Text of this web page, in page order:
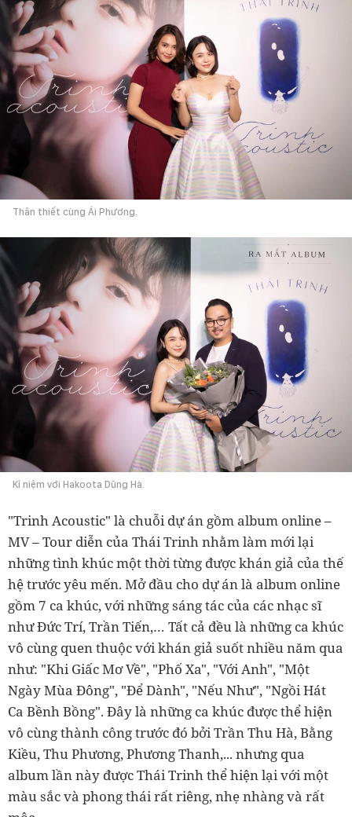
Thân thiết cùng Ái Phương.
Kỉ niệm với Hakoota Dũng Hà.
"Trinh Acoustic" là chuỗi dự án gồm album online –
MV – Tour diễn của Thái Trinh nhằm làm mới lại
những tình khúc một thời từng được khán giả của thế
hệ trước yêu mến. Mở đầu cho dự án là album online
gồm 7 ca khúc, với những sáng tác của các nhạc sĩ
như Đức Trí, Trần Tiến,… Tất cả đều là những ca khúc
vô cùng quen thuộc với khán giả suốt nhiều năm qua
như: "Khi Giấc Mơ Về", "Phố Xa", "Với Anh", "Một
Ngày Mùa Đông", "Để Dành", "Nếu Như", "Ngồi Hát
Ca Bềnh Bồng". Đây là những ca khúc được thể hiện
vô cùng thành công trước đó bởi Trần Thu Hà, Bằng
Kiều, Thu Phương, Phương Thanh,... nhưng qua
album lần này được Thái Trinh thể hiện lại với một
màu sắc và phong thái rất riêng, nhẹ nhàng và rất